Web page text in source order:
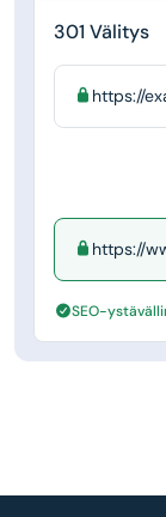
301 Välitys
https://
https://
SEO-